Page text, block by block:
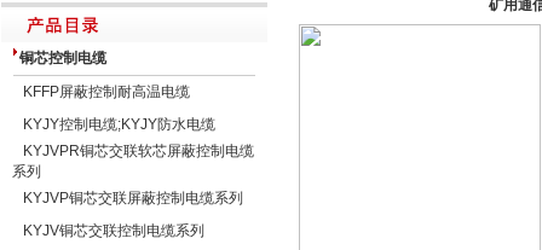
铜芯控制电缆
KFFP屏蔽控制耐高温电缆
KYJY控制电缆;KYJY防水电缆
KYJVPR铜芯交联软芯屏蔽控制电缆
系列
KYJVP铜芯交联屏蔽控制电缆系列
KYJV铜芯交联控制电缆系列
矿用通